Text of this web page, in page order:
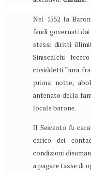
Nel 1552 la
feudi governati
stessi diritti
Siniscalchi
cosiddetti “iura
prima notte,
antenato della
locale barone.
Il Seicento fu
carico dei
condizioni
a pagare tasse di